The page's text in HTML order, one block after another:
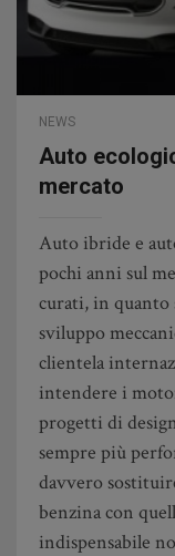
NEWS
Auto
mercato
Auto ibride e
pochi anni sul
curati, in quanto
sviluppo
clientela
intendere i
progetti di
sempre più
davvero
benzina con
indispensabile